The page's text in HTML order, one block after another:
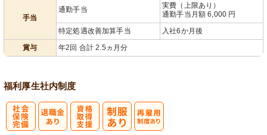
手当
通勤手当
実費（上限あり）
通勤手当月額 6,000 円
特定処遇改善加算手当
入社6か月後
賞与
年2回 合計 2.5ヵ月分
福利厚生社内制度